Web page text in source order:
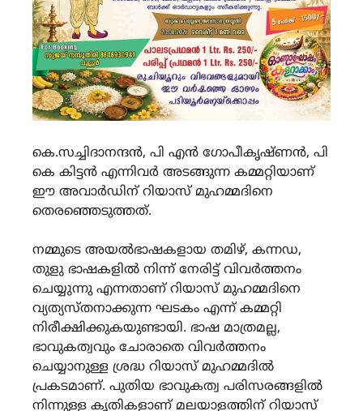
കെ.സച്ചിദാനന്ദൻ, പി എൻ ഗോപീകൃഷ്ണൻ, പി
കെ കിട്ടൻ എന്നിവർ അടങ്ങുന്ന കമ്മറ്റിയാണ്
ഈ അവാർഡിന് റിയാസ് മുഹമ്മദിനെ
തെരഞ്ഞെടുത്തത്.
നമ്മുടെ അയൽഭാഷകളായ തമിഴ്, കന്നഡ,
തുളു ഭാഷകളിൽ നിന്ന് നേരിട്ട് വിവർത്തനം
ചെയ്യുന്നു എന്നതാണ് റിയാസ് മുഹമ്മദിനെ
വ്യത്യസ്തനാക്കുന്ന ഘടകം എന്ന് കമ്മറ്റി
നിരീക്ഷിക്കുകയുണ്ടായി. ഭാഷ മാത്രമല്ല,
ഭാവുകത്വവും ചോരാതെ വിവർത്തനം
ചെയ്യാനുള്ള ശ്രദ്ധ റിയാസ് മുഹമ്മദിൽ
പ്രകടമാണ്. പുതിയ ഭാവുകത്വ പരിസരങ്ങളിൽ
നിന്നുള്ള കൃതികളാണ് മലയാളത്തിന് റിയാസ്